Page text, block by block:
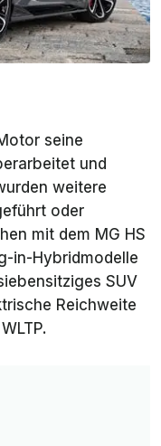
seine
und
weitere
oder
mit dem MG HS
in-Hybridmodelle
SUV
Reichweite